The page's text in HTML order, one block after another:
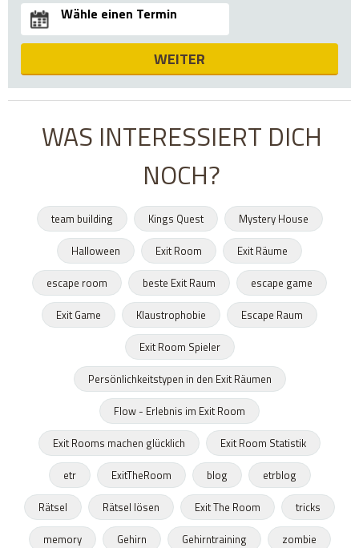
WEITER
WAS INTERESSIERT DICH
NOCH?
team building Kings Quest
Mystery House
Halloween
Exit Room
Exit Räume
escape room
beste Exit Raum
escape game
Exit Game
Klaustrophobie
Escape Raum
Exit Room Spieler
Persönlichkeitstypen in den Exit Räumen
Flow - Erlebnis im Exit Room
Exit Rooms machen glücklich
Exit Room Statistik
etr
ExitTheRoom blog
etrblog
Rätsel
Rätsel lösen Exit The Room
tricks
memory
Gehirn Gehirntraining
zombie